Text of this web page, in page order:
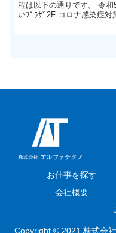
程は以下の通りです。 令
いﾌﾟﾗｻﾞ2F コロナ感染症
お仕事を探す
会社概要
Copyright © 2021 株式会